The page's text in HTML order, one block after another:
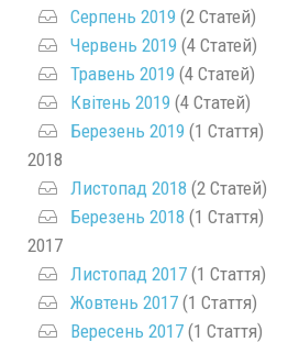
Серпень 2019 (2 Статей)
Червень 2019 (4 Статей)
Травень 2019 (4 Статей)
Квітень 2019 (4 Статей)
Березень 2019 (1 Стаття)
2018
Листопад 2018 (2 Статей)
Березень 2018 (1 Стаття)
2017
Листопад 2017 (1 Стаття)
Жовтень 2017 (1 Стаття)
Вересень 2017 (1 Стаття)